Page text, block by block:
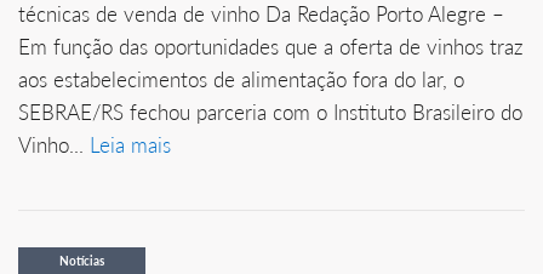
técnicas de venda de vinho Da Redação Porto Alegre –
Em função das oportunidades que a oferta de vinhos traz
aos estabelecimentos de alimentação fora do lar, o
SEBRAE/RS fechou parceria com o Instituto Brasileiro do
Vinho... Leia mais
Notícias